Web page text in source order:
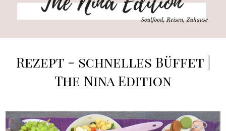
Rezept - schnelles Büffet |
The Nina Edition